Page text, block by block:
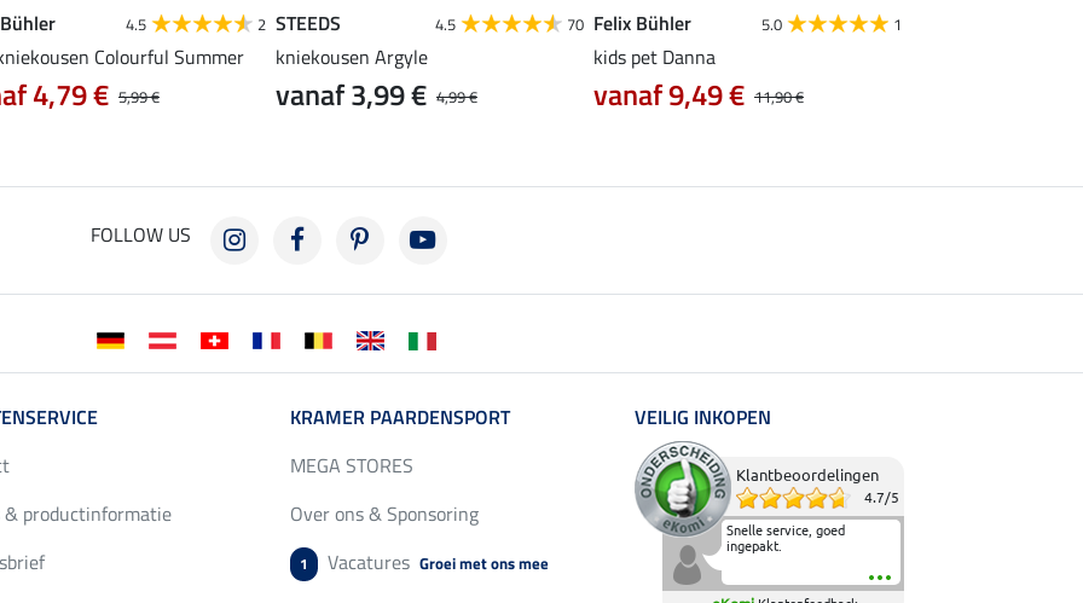
4.5 2
Colourful Summer
5,99 €
4,79 €
STEEDS 4.5 70
kniekousen Argyle
4,99 €
vanaf 3,99 €
Felix Bühler 5.0 1
kids pet Danna
11,90 €
vanaf 9,49 €
FOLLOW US
& productinformatie
KRAMER PAARDENSPORT
MEGA STORES
Over ons & Sponsoring
1 Vacatures Groei met ons mee
VEILIG INKOPEN
Klantbeoordelingen
4.7/5
Snelle service, goed
ingepakt.